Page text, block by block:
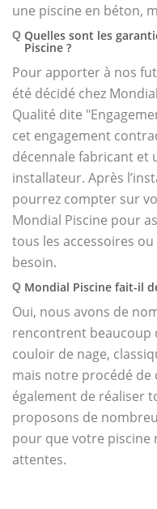
une piscine en béton,
Q Quelles sont les
Piscine ?
Pour apporter à nos
été décidé chez
Qualité dite
cet engagement
décennale fabricant et
installateur. Après
pourrez compter sur
Mondial Piscine pour
tous les accessoires
besoin.
Q Mondial Piscine fait-il
Oui, nous avons de
rencontrent beaucoup
couloir de nage,
mais notre procédé
également de réaliser
proposons de
pour que votre piscine
attentes.